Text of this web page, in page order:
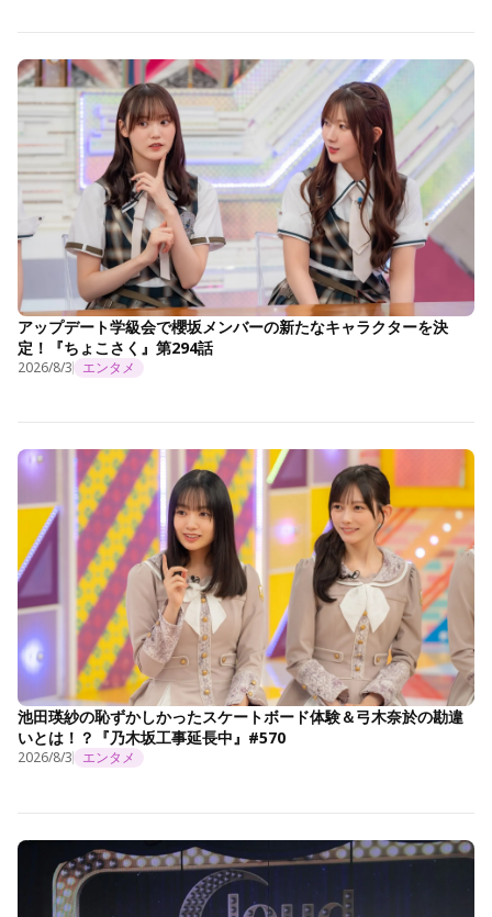
アップデート学級会で櫻坂メンバーの新たなキャラクターを決
定！『ちょこさく』第294話
2026/8/3 エンタメ
池田瑛紗の恥ずかしかったスケートボード体験＆弓木奈於の勘違
いとは！？『乃木坂工事延長中』#570
2026/8/3 エンタメ